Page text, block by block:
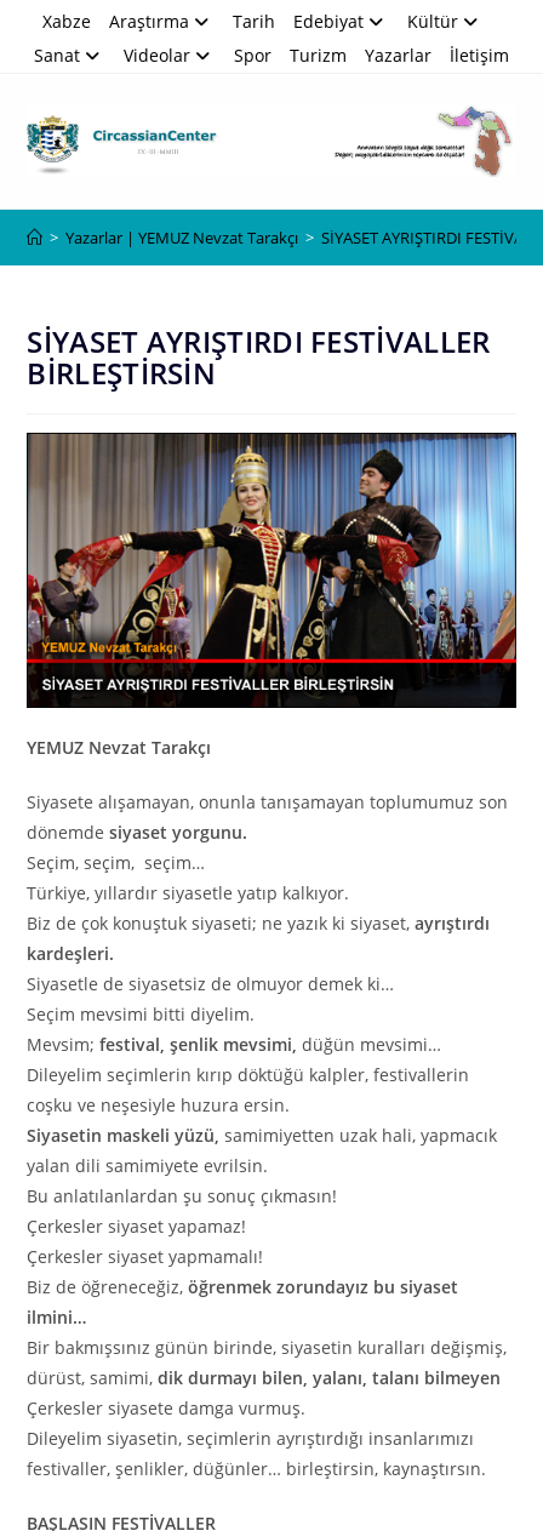
Xabze Araştırma Tarih Edebiyat
Kültür
Sanat
Videolar Spor Turizm Yazarlar İletişim
> Yazarlar | YEMUZ Nevzat Tarakçı > SİYASET AYRIŞTIRDI
SİYASET AYRIŞTIRDI FESTİVALLER
BİRLEŞTİRSİN
YEMUZ Nevzat Tarakçı
Siyasete alışamayan, onunla tanışamayan toplumumuz son
dönemdesiyaset yorgunu.
Seçim, seçim, seçim…
Türkiye, yıllardır siyasetle yatıp kalkıyor.
Biz de çok konuştuk siyaseti; ne yazık ki siyaset,ayrıştırdı
kardeşleri.
Siyasetle de siyasetsiz de olmuyor demek ki…
Seçim mevsimi bitti diyelim.
Mevsim;festival, şenlik mevsimi,düğün mevsimi…
Dileyelim seçimlerin kırıp döktüğü kalpler, festivallerin
coşku ve neşesiyle huzura ersin.
Siyasetin maskeli yüzü, samimiyetten uzak hali, yapmacık
yalan dili samimiyete evrilsin.
Bu anlatılanlardan şu sonuç çıkmasın!
Çerkesler siyaset yapamaz!
Çerkesler siyaset yapmamalı!
Biz de öğreneceğiz,öğrenmek zorundayız bu siyaset
ilmini…
Bir bakmışsınız günün birinde, siyasetin kuralları değişmiş,
dürüst, samimi,dik durmayı bilen, yalanı, talanı bilmeyen
Çerkesler siyasete damga vurmuş.
Dileyelim siyasetin, seçimlerin ayrıştırdığı insanlarımızı
festivaller, şenlikler, düğünler… birleştirsin, kaynaştırsın.
BAŞLASIN FESTİVALLER